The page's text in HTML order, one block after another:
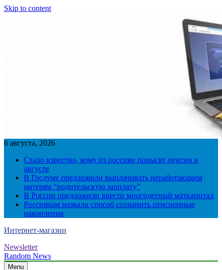
Skip to content
6 августа, 2026
Стало известно, кому из россиян повысят пенсии в
августе
В Госдуме предложили выплачивать неработающим
матерям “родительскую зарплату”
В России предложили ввести многодетный маткапитал
Россиянам назвали способ сохранить пенсионные
накопления
Интернет-магазин
Newsletter
Random News
Menu